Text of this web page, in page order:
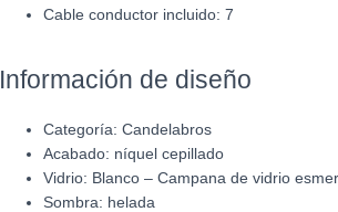
Cable conductor incluido: 7
Información de diseño
Categoría: Candelabros
Acabado: níquel cepillado
Vidrio: Blanco – Campana de vidrio
Sombra: helada